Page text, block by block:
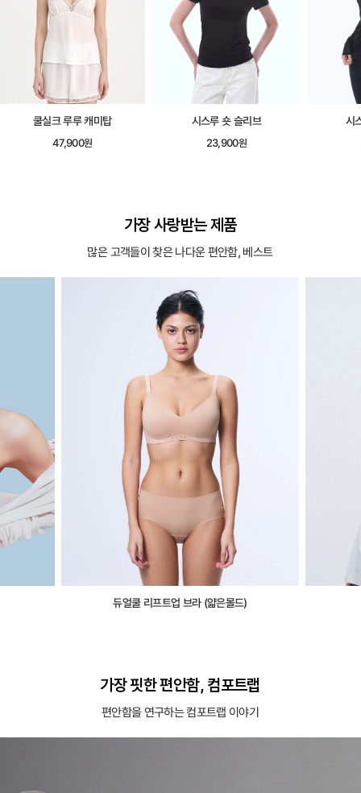
시스루 숏 슬리브
23,900원
시스루 롱 슬리브
25,900원
시
가장 사랑받는 제품
많은 고객들이 찾은 나다운 편안함, 베스트
듀얼쿨 리프트업 브라 (얇은몰드)
가장 핏한 편안함, 컴포트랩
편안함을 연구하는 컴포트랩 이야기